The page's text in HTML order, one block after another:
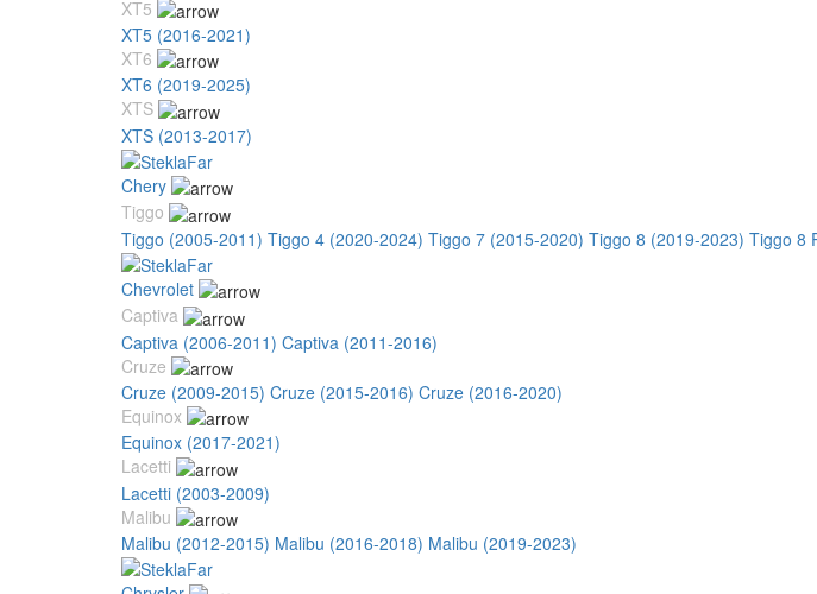
XT5
XT5 (2016-2021)
XT6
XT6 (2019-2025)
XTS
XTS (2013-2017)
Chery
Tiggo
Tiggo (2005-2011) Tiggo 4 (2020-2024) Tiggo 7 (2015-2020) Tiggo 8 (2019-2023) Tiggo 8
Chevrolet
Captiva
Captiva (2006-2011) Captiva (2011-2016)
Cruze
Cruze (2009-2015) Cruze (2015-2016) Cruze (2016-2020)
Equinox
Equinox (2017-2021)
Lacetti
Lacetti (2003-2009)
Malibu
Malibu (2012-2015) Malibu (2016-2018) Malibu (2019-2023)